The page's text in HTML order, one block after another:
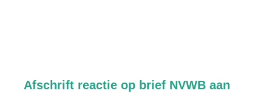
Afschrift reactie op brief NVWB aan